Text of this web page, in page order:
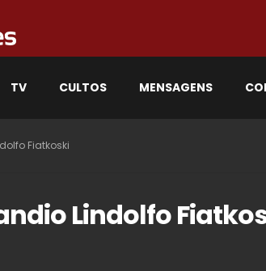
TV CULTOS MENSAGENS
Fiatkoski
Lindolfo